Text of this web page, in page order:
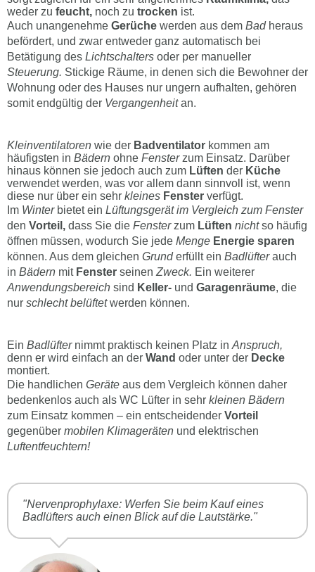
weder zu feucht, noch zu trocken ist.
Auch unangenehme Gerüche werden aus dem Badheraus
befördert, und zwar entweder ganz automatisch bei
Betätigung des Lichtschalters oder per manueller
Steuerung. Stickige Räume, in denen sich die Bewohner der
Wohnung oder des Hauses nur ungern aufhalten, gehören
somit endgültig der Vergangenheitan.
Kleinventilatoren wie der Badventilator kommen am
häufigsten in Bädern ohne Fensterzum Einsatz. Darüber
hinaus können sie jedoch auch zum Lüften der Küche
verwendet werden, was vor allem dann sinnvoll ist, wenn
diese nur über ein sehr kleines Fenster verfügt.
Im Winterbietet ein Lüftungsgerät im Vergleich zum Fenster
den Vorteil, dass Sie die Fensterzum Lüften nichtso häufig
öffnen müssen, wodurch Sie jede Menge Energie sparen
können. Aus dem gleichen Grunderfüllt ein Badlüfterauch
in Bädern mit Fenster seinen Zweck. Ein weiterer
Anwendungsbereich sind Keller- und Garagenräume, die
nur schlecht belüftetwerden können.
Ein Badlüfternimmt praktisch keinen Platz in Anspruch,
denn er wird einfach an der Wand oder unter der Decke
montiert.
Die handlichen Geräte aus dem Vergleich können daher
bedenkenlos auch als WC Lüfter in sehr kleinen Bädern
zum Einsatz kommen – ein entscheidender Vorteil
gegenüber mobilen Klimageräten und elektrischen
Luftentfeuchtern!
"Nervenprophylaxe: Werfen Sie beim Kauf eines
Badlüfters auch einen Blick auf die Lautstärke."